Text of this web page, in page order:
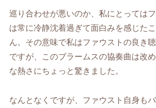
巡り合わせが悪いのか、私にとっては
は常に冷静沈着過ぎて面白みを感じた
ん。その意味で私はファウストの良き
ですが、このブラームスの協奏曲は改
な熱さにちょっと驚きました。
なんとなくですが、ファウスト自身も